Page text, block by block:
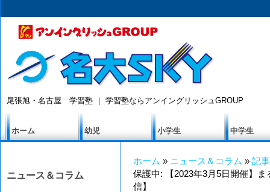
尾張旭・名古屋 学習塾 ｜ 学習塾ならアンイングリッシュGROUP
ホーム 幼児 小学生 中学生
ニュース＆コラム
ホーム » ニュース＆コラム » 記
保護中: 【2023年3月5日開催】
信】